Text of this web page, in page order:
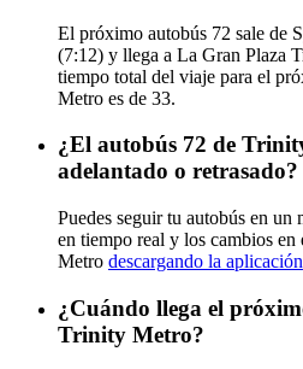
El próximo autobús 72 sale de
(7:12) y llega a La Gran Plaza
tiempo total del viaje para el
Metro es de 33.
¿El autobús 72 de
adelantado o retrasado?
Puedes seguir tu autobús en un
en tiempo real y los cambios
Metro descargando la aplicación
¿Cuándo llega el
Trinity Metro?